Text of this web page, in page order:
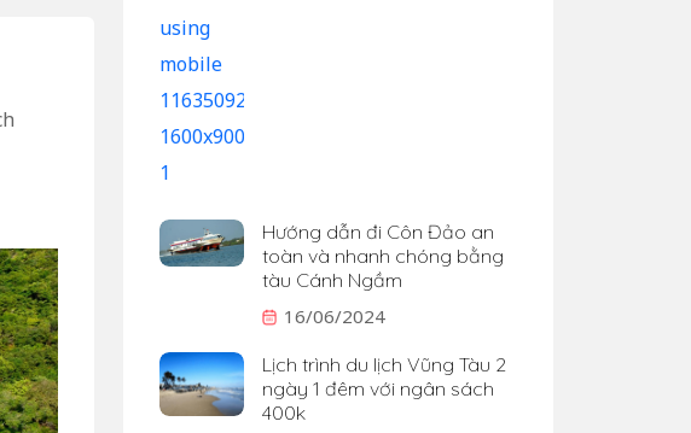
Hướng dẫn đi Côn Đảo an
toàn và nhanh chóng bằng
tàu Cánh Ngầm
16/06/2024
Lịch trình du lịch Vũng Tàu 2
ngày 1 đêm với ngân sách
400k